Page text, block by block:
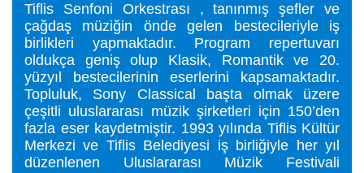
Tiflis Senfoni Orkestrası , tanınmış şefler ve
çağdaş müziğin önde gelen bestecileriyle iş
birlikleri yapmaktadır. Program repertuvarı
oldukça geniş olup Klasik, Romantik ve 20.
yüzyıl bestecilerinin eserlerini kapsamaktadır.
Topluluk, Sony Classical başta olmak üzere
çeşitli uluslararası müzik şirketleri için 150’den
fazla eser kaydetmiştir. 1993 yılında Tiflis Kültür
Merkezi ve Tiflis Belediyesi iş birliğiyle her yıl
düzenlenen Uluslararası Müzik Festivali